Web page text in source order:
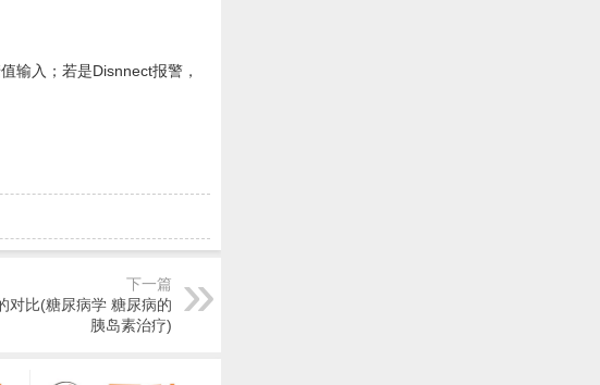
输入；若是Disnnect报警，
下一篇
对比(糖尿病学 糖尿病的
胰岛素治疗)